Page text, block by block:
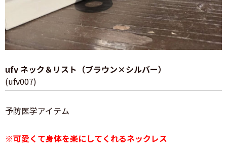
ufv ネック＆リスト（ブラウン×シルバー）
(ufv007)
予防医学アイテム
※可愛くて身体を楽にしてくれるネックレス